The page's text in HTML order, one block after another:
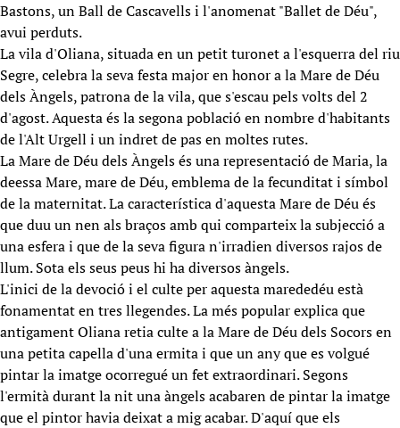
Bastons, un Ball de Cascavells i l'anomenat "Ballet de Déu",
avui perduts.
La vila d'Oliana, situada en un petit turonet a l'esquerra del riu
Segre, celebra la seva festa major en honor a la Mare de Déu
dels Àngels, patrona de la vila, que s'escau pels volts del 2
d'agost. Aquesta és la segona població en nombre d'habitants
de l'Alt Urgell i un indret de pas en moltes rutes.
La Mare de Déu dels Àngels és una representació de Maria, la
deessa Mare, mare de Déu, emblema de la fecunditat i símbol
de la maternitat. La característica d'aquesta Mare de Déu és
que duu un nen als braços amb qui comparteix la subjecció a
una esfera i que de la seva figura n'irradien diversos rajos de
llum. Sota els seus peus hi ha diversos àngels.
L'inici de la devoció i el culte per aquesta marededéu està
fonamentat en tres llegendes. La més popular explica que
antigament Oliana retia culte a la Mare de Déu dels Socors en
una petita capella d'una ermita i que un any que es volgué
pintar la imatge ocorregué un fet extraordinari. Segons
l'ermità durant la nit una àngels acabaren de pintar la imatge
que el pintor havia deixat a mig acabar. D'aquí que els